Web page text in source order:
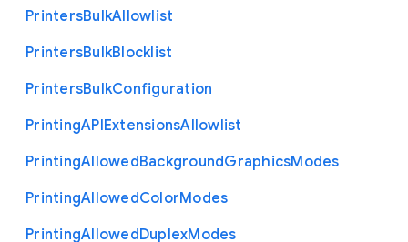
PrintersBulkAllowlist
PrintersBulkBlocklist
PrintersBulkConfiguration
PrintingAPIExtensionsAllowlist
PrintingAllowedBackgroundGraphicsModes
PrintingAllowedColorModes
PrintingAllowedDuplexModes